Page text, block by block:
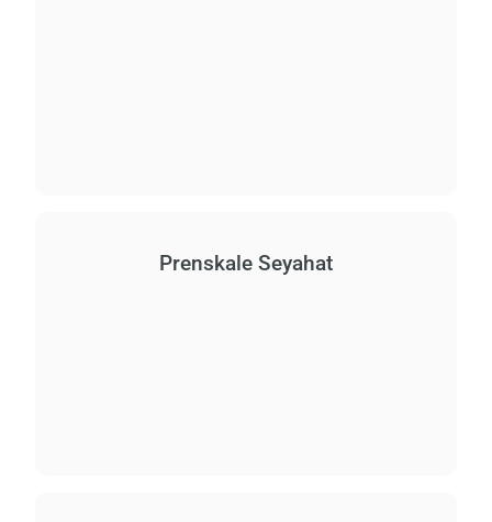
Prenskale Seyahat